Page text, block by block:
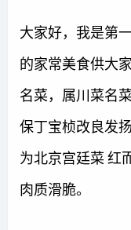
大家好，我是第
的家常美食供大
名菜，属川菜名
保丁宝桢改良发
为北京宫廷菜 红
肉质滑脆。